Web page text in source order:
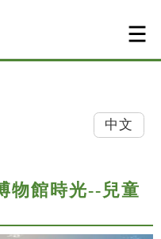
中文
物館時光--兒童